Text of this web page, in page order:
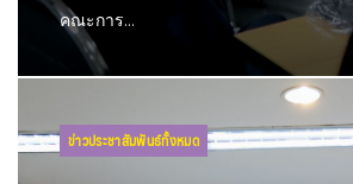
คณะการ...
ข่าวประชาสัมพันธ์ทั้งหมด